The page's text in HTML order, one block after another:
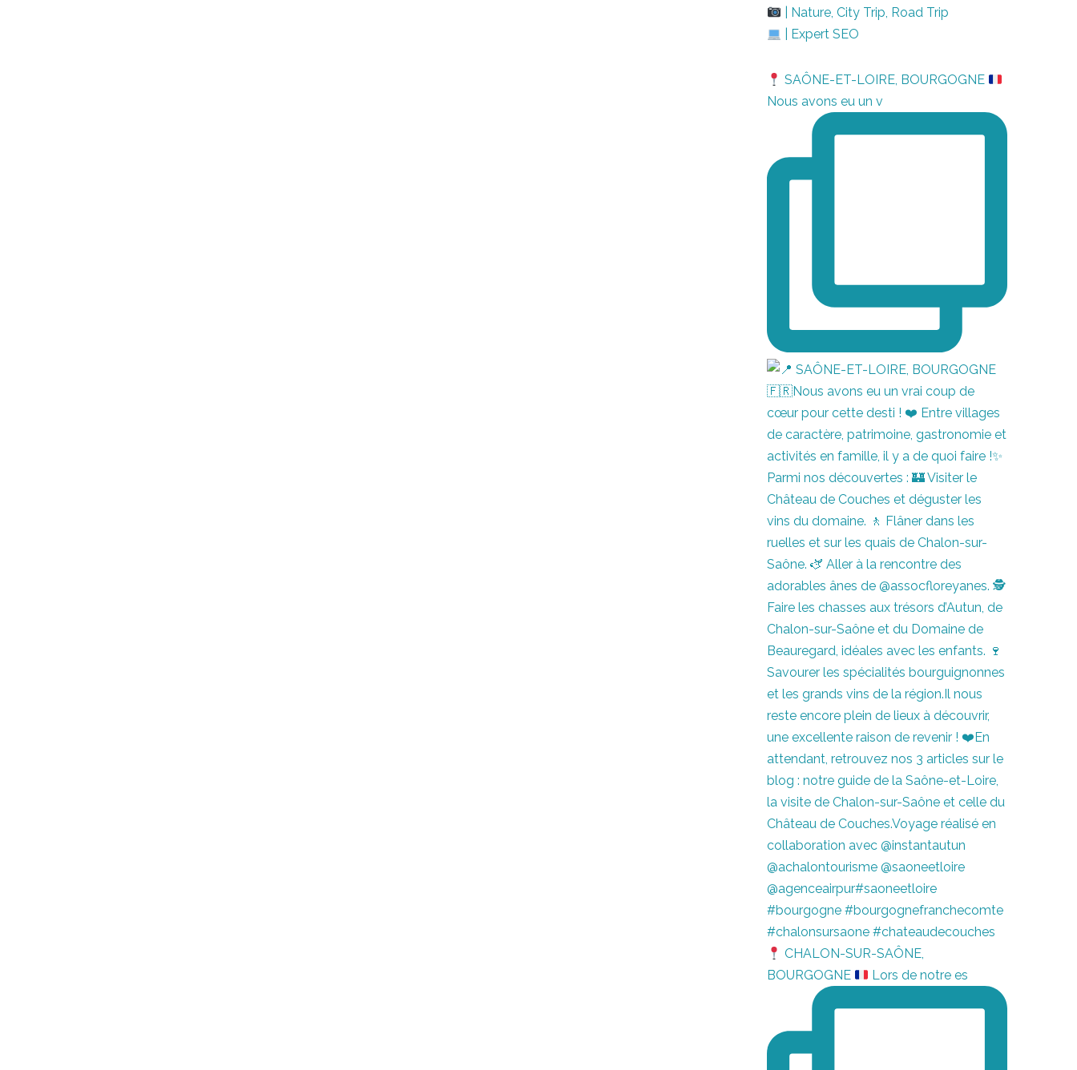
| Nature, City Trip, Road Trip
| Expert SEO
SAÔNE-ET-LOIRE, BOURGOGNE
Nous avons eu un v
CHALON-SUR-SAÔNE,
BOURGOGNE
Lors de notre es